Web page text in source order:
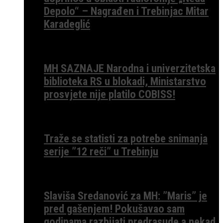
Depolo“ – Nagrađen i Trebinjac Mitar
Karadeglić
MH SAZNAJE Narodna i univerzitetska
biblioteka RS u blokadi, Ministarstvo
prosvjete nije platilo COBISS!
Traže se statisti za potrebe snimanja
serije ”12 reči” u Trebinju
Slaviša Sredanović za MH: ”Maris” je
pred gašenjem! Pokušavao sam